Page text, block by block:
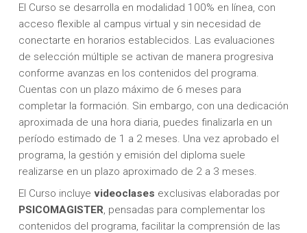
El Curso se desarrolla en modalidad 100% en línea, con
acceso flexible al campus virtual y sin necesidad de
conectarte en horarios establecidos. Las evaluaciones
de selección múltiple se activan de manera progresiva
conforme avanzas en los contenidos del programa.
Cuentas con un plazo máximo de 6 meses para
completar la formación. Sin embargo, con una dedicación
aproximada de una hora diaria, puedes finalizarla en un
período estimado de 1 a 2 meses. Una vez aprobado el
programa, la gestión y emisión del diploma suele
realizarse en un plazo aproximado de 2 a 3 meses.
El Curso incluye videoclases exclusivas elaboradas por
PSICOMAGISTER , pensadas para complementar los
contenidos del programa, facilitar la comprensión de las